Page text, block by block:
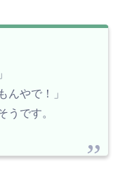
んやで！」
うです。